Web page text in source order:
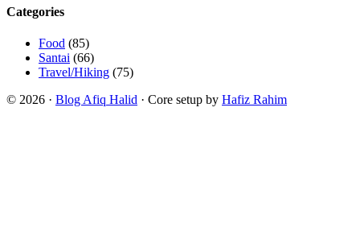
Categories
Food (85)
Santai (66)
Travel/Hiking (75)
© 2026 · Blog Afiq Halid · Core setup by Hafiz Rahim